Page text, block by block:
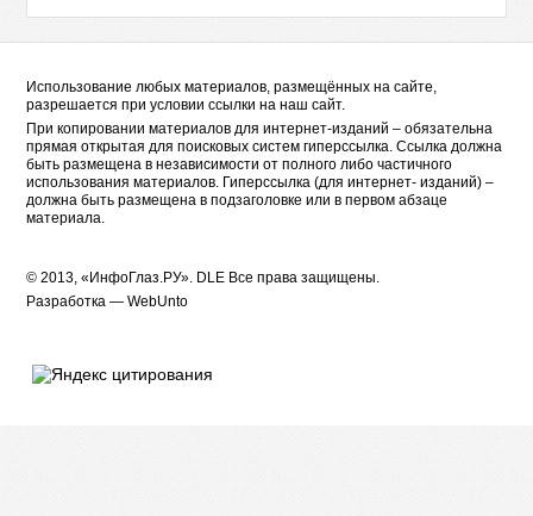
Использование любых материалов, размещённых на сайте,
разрешается при условии ссылки на наш сайт.
При копировании материалов для интернет-изданий – обязательна
прямая открытая для поисковых систем гиперссылка. Ссылка должна
быть размещена в независимости от полного либо частичного
использования материалов. Гиперссылка (для интернет- изданий) –
должна быть размещена в подзаголовке или в первом абзаце
материала.
© 2013, «ИнфоГлаз.РУ». DLE Все права защищены.
Разработка —WebUnto